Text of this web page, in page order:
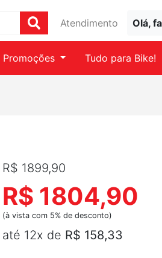
Atendimento Olá,
Promoções Tudo para Bike!
R$ 1899,90
R$ 1804,90
(à vista com 5% de desconto)
até 12x de R$ 158,33